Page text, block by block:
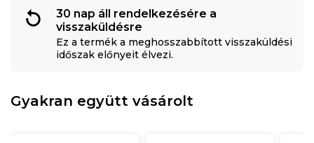
30 nap áll rendelkezésére a
visszaküldésre
Ez a termék a meghosszabbított visszaküldési
időszak előnyeit élvezi.
Gyakran együtt vásárolt